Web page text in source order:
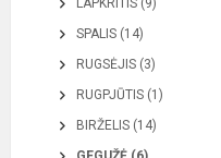
LAPKRITIS (9)
SPALIS (14)
RUGSĖJIS (3)
RUGPJŪTIS (1)
BIRŽELIS (14)